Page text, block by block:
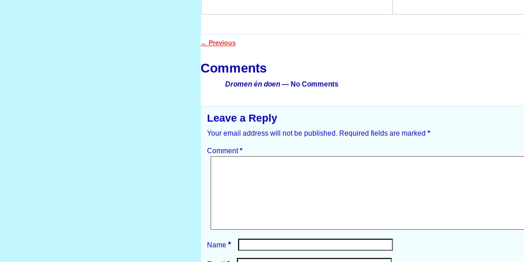
← Previous
Comments
Dromen én doen — No Comments
Leave a Reply
Your email address will not be published. Required fields are marked *
Comment*
Name *